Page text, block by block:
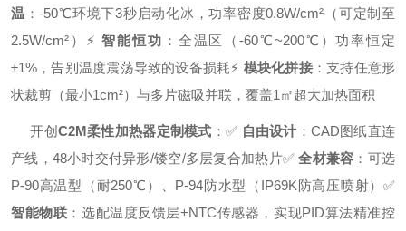
温 ：-50℃环境下3秒启动化冰，功率密度0.8W/cm²（可定制至
2.5W/cm²）
⚡智能恒功 ：全温区（-60℃~200℃）功率恒定
±1%，告别温度震荡导致的设备损耗⚡ 模块化拼接：支持任意形
状裁剪（最小1cm²）与多片磁吸并联，覆盖1㎡超大加热面积
开创 C2M柔性加热器定制模式 ： ✅ 自由设计 ：CAD图纸直连
产线，48小时交付异形/镂空/多层复合加热片✅全材兼容 ：可选
P-90高温型（耐250℃）、P-94防水型（IP69K防高压喷射） ✅
智能物联 ：选配温度反馈层+NTC传感器，实现PID算法精准控